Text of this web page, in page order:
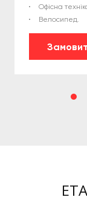
Офісна
Велосипед.